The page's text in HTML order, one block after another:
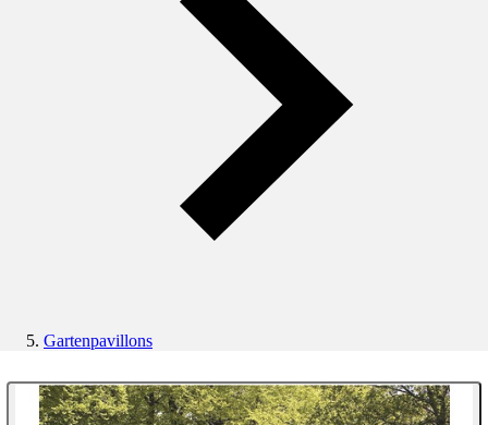
Gartenpavillons